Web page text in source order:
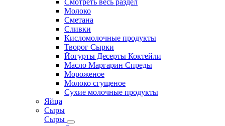
Смотреть весь раздел
Молоко
Сметана
Сливки
Кисломолочные продукты
Творог Сырки
Йогурты Десерты Коктейли
Масло Маргарин Спреды
Мороженое
Молоко сгущеное
Сухие молочные продукты
Яйца
Сыры
Сыры